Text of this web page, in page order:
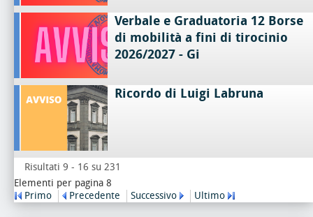
Verbale e Graduatoria 12 Borse
di mobilità a fini di tirocinio
2026/2027 - Gi
Ricordo di Luigi Labruna
Risultati 9 - 16 su 231
Elementi per pagina 8
Primo
Precedente Successivo Ultimo